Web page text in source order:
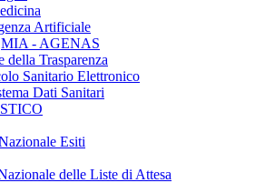
Artificiale
MIA - AGENAS
della Trasparenza
Sanitario Elettronico
Dati Sanitari
Esiti
delle Liste di Attesa